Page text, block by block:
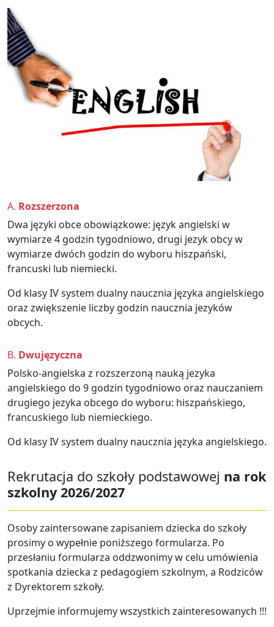
A. Rozszerzona
Dwa języki obce obowiązkowe: język angielski w
wymiarze 4 godzin tygodniowo, drugi jezyk obcy w
wymiarze dwóch godzin do wyboru hiszpański,
francuski lub niemiecki.
Od klasy IV system dualny naucznia języka angielskiego
oraz zwiększenie liczby godzin naucznia jezyków
obcych.
B. Dwujęzyczna
Polsko-angielska z rozszerzoną nauką jezyka
angielskiego do 9 godzin tygodniowo oraz nauczaniem
drugiego jezyka obcego do wyboru: hiszpańskiego,
francuskiego lub niemieckiego.
Od klasy IV system dualny naucznia języka angielskiego.
Rekrutacja do szkoły podstawowej na rok
szkolny 2026/2027
Osoby zaintersowane zapisaniem dziecka do szkoły
prosimy o wypełnie poniższego formularza. Po
przesłaniu formularza oddzwonimy w celu umówienia
spotkania dziecka z pedagogiem szkolnym, a Rodziców
z Dyrektorem szkoły.
Uprzejmie informujemy wszystkich zainteresowanych !!!